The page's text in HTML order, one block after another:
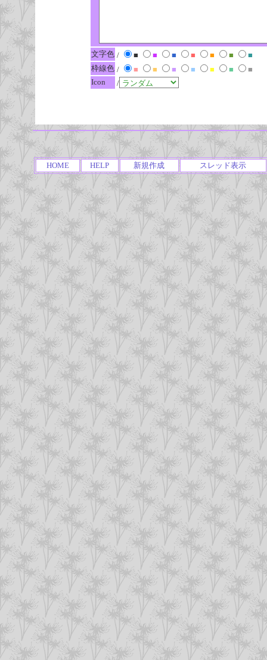
文字色 / ■ ■ ■ ■ ■ ■
■
枠線色 / ■ ■ ■ ■ ■ ■
■
Icon
/
HOME HELP 新規作成 スレッド表示